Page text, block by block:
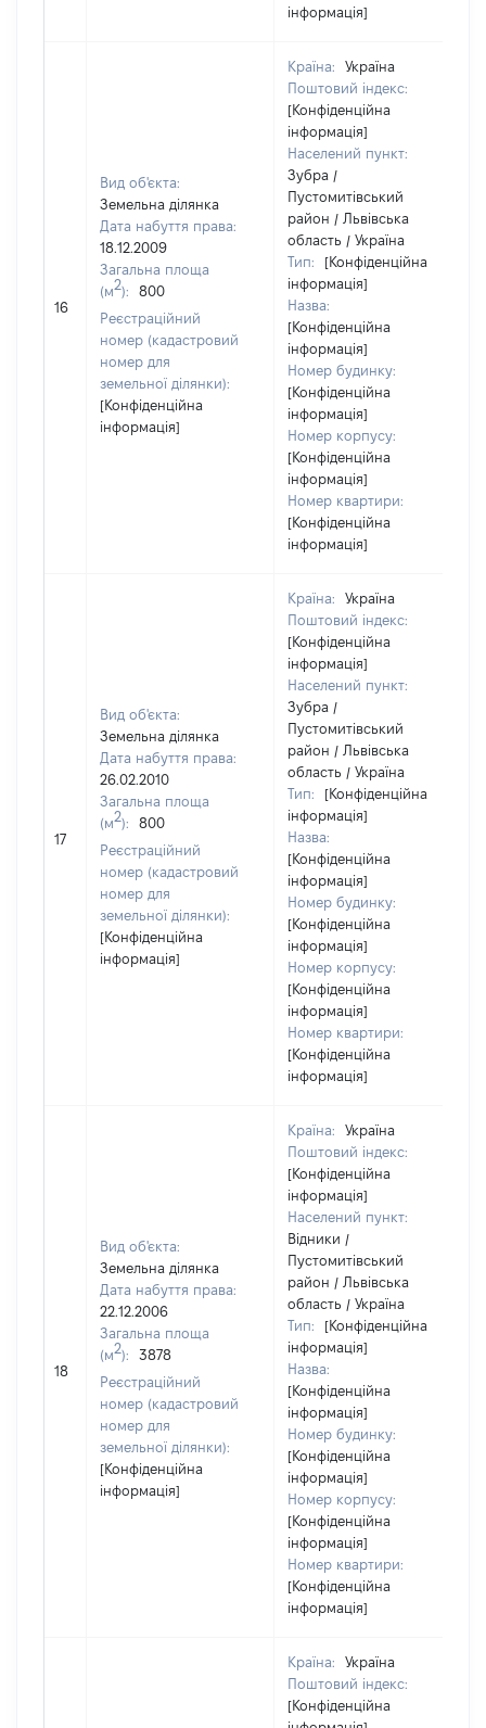
інформація]
16
Вид об'єкта:
Земельна ділянка
Дата набуття права:
18.12.2009
Загальна площа
(м2):
800
Реєстраційний
номер (кадастровий
номер для
земельної ділянки):
[Конфіденційна
інформація]
Країна:
Україна
Поштовий індекс:
[Конфіденційна
інформація]
Населений пункт:
Зубра /
Пустомитівський
район / Львівська
область / Україна
Тип:
[Конфіденційна
інформація]
Назва:
[Конфіденційна
інформація]
Номер будинку:
[Конфіденційна
інформація]
Номер корпусу:
[Конфіденційна
інформація]
Номер квартири:
[Конфіденційна
інформація]
17
Вид об'єкта:
Земельна ділянка
Дата набуття права:
26.02.2010
Загальна площа
(м2):
800
Реєстраційний
номер (кадастровий
номер для
земельної ділянки):
[Конфіденційна
інформація]
Країна:
Україна
Поштовий індекс:
[Конфіденційна
інформація]
Населений пункт:
Зубра /
Пустомитівський
район / Львівська
область / Україна
Тип:
[Конфіденційна
інформація]
Назва:
[Конфіденційна
інформація]
Номер будинку:
[Конфіденційна
інформація]
Номер корпусу:
[Конфіденційна
інформація]
Номер квартири:
[Конфіденційна
інформація]
18
Вид об'єкта:
Земельна ділянка
Дата набуття права:
22.12.2006
Загальна площа
(м2):
3878
Реєстраційний
номер (кадастровий
номер для
земельної ділянки):
[Конфіденційна
інформація]
Країна:
Україна
Поштовий індекс:
[Конфіденційна
інформація]
Населений пункт:
Відники /
Пустомитівський
район / Львівська
область / Україна
Тип:
[Конфіденційна
інформація]
Назва:
[Конфіденційна
інформація]
Номер будинку:
[Конфіденційна
інформація]
Номер корпусу:
[Конфіденційна
інформація]
Номер квартири:
[Конфіденційна
інформація]
Країна:
Україна
Поштовий індекс:
[Конфіденційна